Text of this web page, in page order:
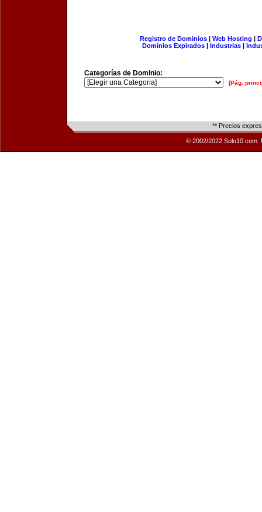
Registro de Dominios| Web Hosting |
Dominios Expirados | Industrias |
Categorías de Dominio:
[Pág.
** Precios
© 2002/2022 Solo10.com